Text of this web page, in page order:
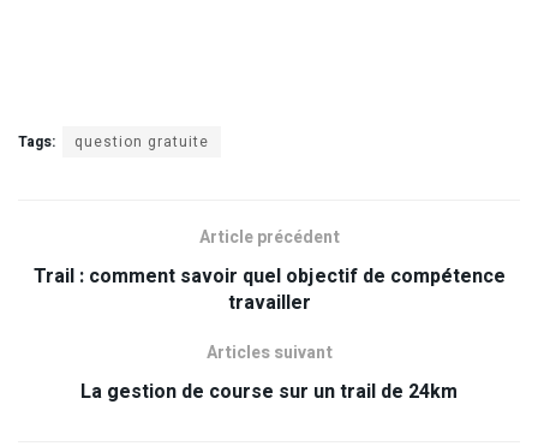
Tags: question gratuite
Article précédent
Trail : comment savoir quel objectif de compétence
travailler
Articles suivant
La gestion de course sur un trail de 24km